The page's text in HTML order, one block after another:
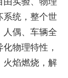
系统，整个世
人偶、车辆全
物理特性，
火焰燃烧，解